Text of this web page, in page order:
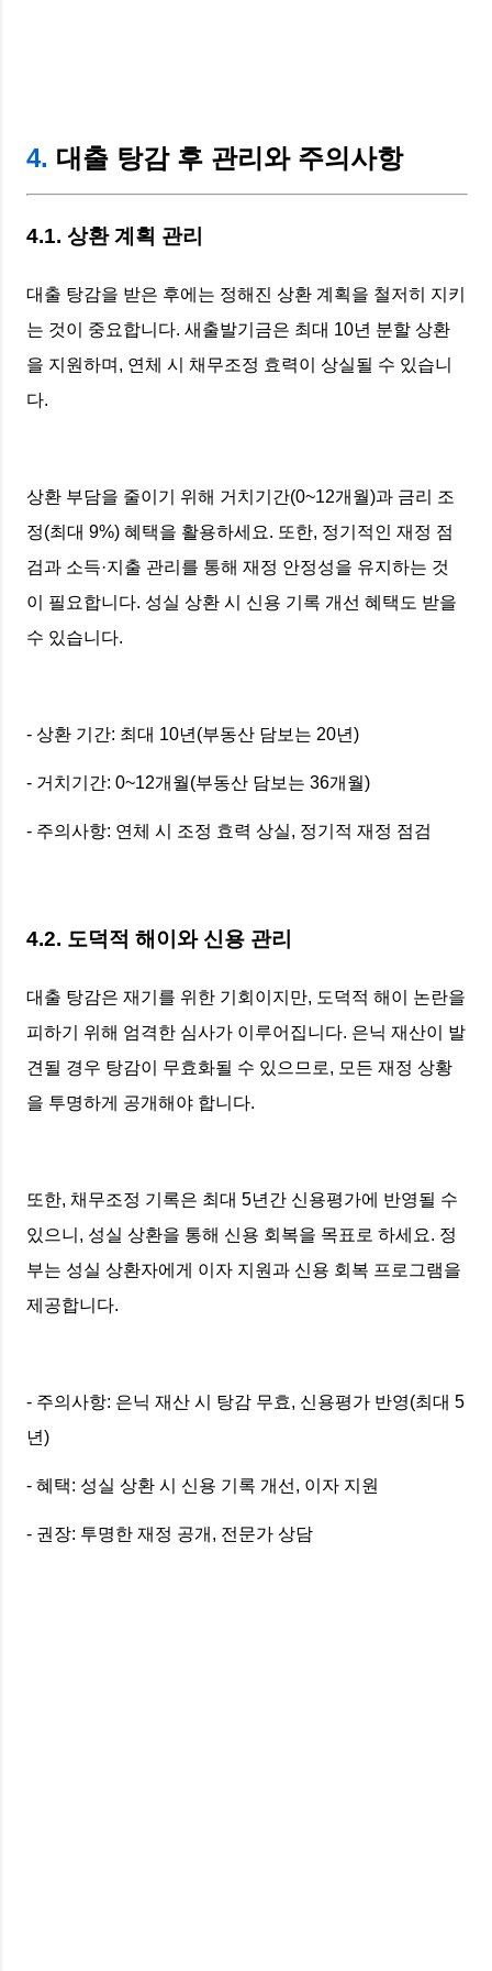
4. 대출 탕감 후 관리와 주의사항
4.1. 상환 계획 관리
대출 탕감을 받은 후에는 정해진 상환 계획을 철저히 지키
는 것이 중요합니다. 새출발기금은 최대 10년 분할 상환
을 지원하며, 연체 시 채무조정 효력이 상실될 수 있습니
다.
상환 부담을 줄이기 위해 거치기간(0~12개월)과 금리 조
정(최대 9%) 혜택을 활용하세요. 또한, 정기적인 재정 점
검과 소득·지출 관리를 통해 재정 안정성을 유지하는 것
이 필요합니다. 성실 상환 시 신용 기록 개선 혜택도 받을
수 있습니다.
- 상환 기간: 최대 10년(부동산 담보는 20년)
- 거치기간: 0~12개월(부동산 담보는 36개월)
- 주의사항: 연체 시 조정 효력 상실, 정기적 재정 점검
4.2. 도덕적 해이와 신용 관리
대출 탕감은 재기를 위한 기회이지만, 도덕적 해이 논란을
피하기 위해 엄격한 심사가 이루어집니다. 은닉 재산이 발
견될 경우 탕감이 무효화될 수 있으므로, 모든 재정 상황
을 투명하게 공개해야 합니다.
또한, 채무조정 기록은 최대 5년간 신용평가에 반영될 수
있으니, 성실 상환을 통해 신용 회복을 목표로 하세요. 정
부는 성실 상환자에게 이자 지원과 신용 회복 프로그램을
제공합니다.
- 주의사항: 은닉 재산 시 탕감 무효, 신용평가 반영(최대 5
년)
- 혜택: 성실 상환 시 신용 기록 개선, 이자 지원
- 권장: 투명한 재정 공개, 전문가 상담